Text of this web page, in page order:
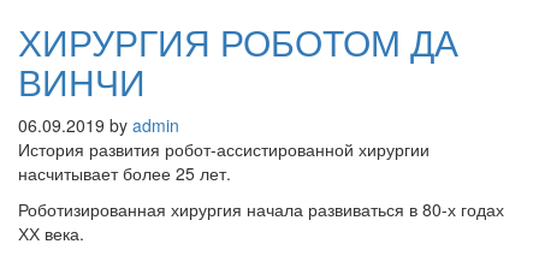
ХИРУРГИЯ РОБОТОМ ДА
ВИНЧИ
06.09.2019 by admin
История развития робот-ассистированной хирургии
насчитывает более 25 лет.
Роботизированная хирургия начала развиваться в 80-х годах
ХХ века.